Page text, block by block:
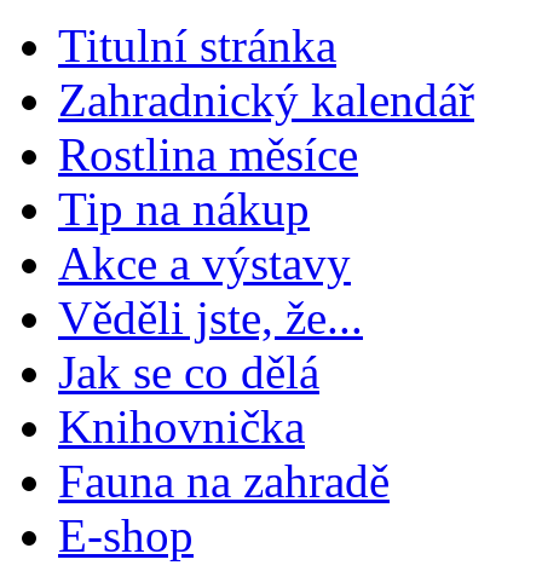
Titulní stránka
Zahradnický kalendář
Rostlina měsíce
Tip na nákup
Akce a výstavy
Věděli jste, že...
Jak se co dělá
Knihovnička
Fauna na zahradě
E-shop